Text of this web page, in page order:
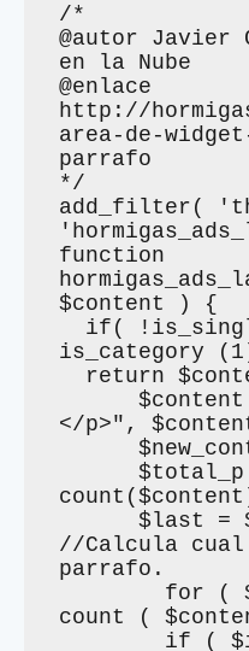
/*
@autor Javier
en la Nube
@enlace
http://
area-de-
parrafo
*/
add_filter(
function
$content ) {
is_category
      $content = explode ( "
</p>",
      $new_content = '';
      $total_p =
      $last = $total_p - 1;
//Calcula
parrafo.
count (